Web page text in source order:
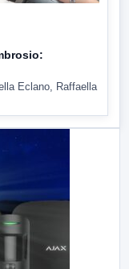
Eclano, Raffaella